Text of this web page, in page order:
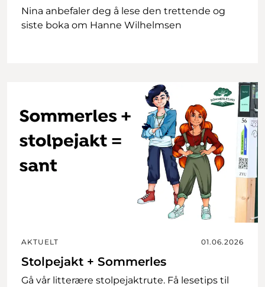
Nina anbefaler deg å lese den trettende og
siste boka om Hanne Wilhelmsen
AKTUELT 01.06.2026
Stolpejakt + Sommerles
Gå vår litterære stolpejaktrute. Få lesetips til